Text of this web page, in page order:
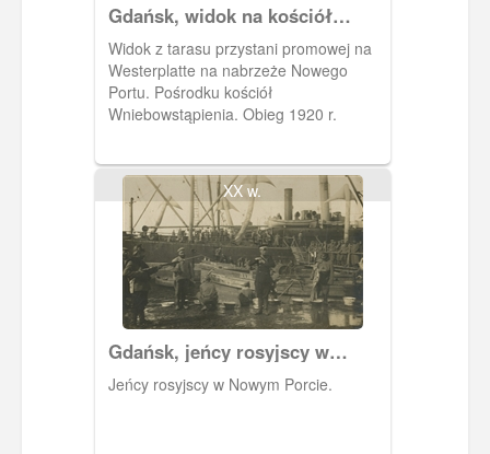
Gdańsk, widok na kościół
Wniebowstąpienia w Nowym
Porcie
Widok z tarasu przystani promowej na
Westerplatte na nabrzeże Nowego
Portu. Pośrodku kościół
Wniebowstąpienia. Obieg 1920 r.
XX w.
Gdańsk, jeńcy rosyjscy w
Nowym Porcie
Jeńcy rosyjscy w Nowym Porcie.